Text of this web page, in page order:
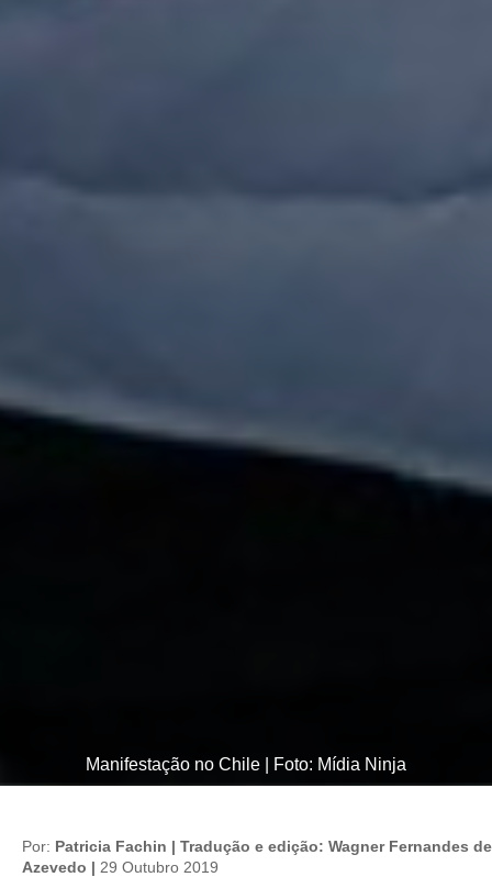
Manifestação no Chile | Foto: Mídia Ninja
Por: Patricia Fachin | Tradução e edição: Wagner Fernandes de
Azevedo | 29 Outubro 2019